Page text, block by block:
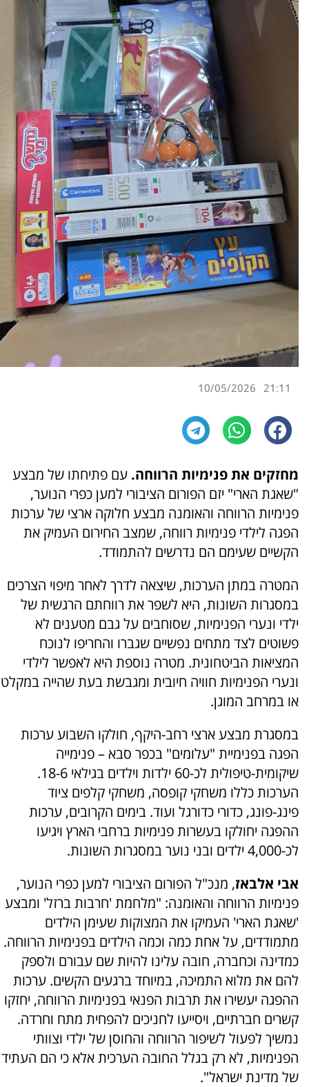
21:11
10/05/2026
מחזקים את פנימיות הרווחה. עם פתיחתו של מבצע
"שאגת הארי" יזם הפורום הציבורי למען כפרי הנוער,
פנימיות הרווחה והאומנה מבצע חלוקה ארצי של ערכות
הפגה לילדי פנימיות רווחה, שמצב החירום העמיק את
הקשיים שעימם הם נדרשים להתמודד.
המטרה במתן הערכות, שיצאה לדרך לאחר מיפוי הצרכים
במסגרות השונות, היא לשפר את רווחתם הרגשית של
ילדי ונערי הפנימיות, שסוחבים על גבם מטענים לא
פשוטים לצד מתחים נפשיים שגברו והחריפו לנוכח
המציאות הביטחונית. מטרה נוספת היא לאפשר לילדי
ונערי הפנימיות חוויה חיובית ומגבשת בעת שהייה במקלט
או במרחב המוגן.
במסגרת מבצע ארצי רחב-היקף, חולקו השבוע ערכות
הפגה בפנימיית "עלומים" בכפר סבא – פנימייה
שיקומית-טיפולית לכ-60 ילדות וילדים בגילאי 18-6.
הערכות כללו משחקי קופסה, משחקי קלפים ציוד
פינג-פונג, כדורי כדורגל ועוד. בימים הקרובים, ערכות
ההפגה יחולקו בעשרות פנימיות ברחבי הארץ ויגיעו
לכ-4,000 ילדים ובני נוער במסגרות השונות.
אבי אלבאז, מנכ"ל הפורום הציבורי למען כפרי הנוער,
פנימיות הרווחה והאומנה: "מלחמת 'חרבות ברזל' ומבצע
'שאגת הארי' העמיקו את המצוקות שעימן הילדים
מתמודדים, על אחת כמה וכמה הילדים בפנימיות הרווחה.
כמדינה וכחברה, חובה עלינו להיות שם עבורם ולספק
להם את מלוא התמיכה, במיוחד ברגעים הקשים. ערכות
ההפגה יעשירו את תרבות הפנאי בפנימיות הרווחה, יחזקו
קשרים חברתיים, ויסייעו לחניכים להפחית מתח וחרדה.
נמשיך לפעול לשיפור הרווחה והחוסן של ילדי וצוותי
הפנימיות, לא רק בגלל החובה הערכית אלא כי הם העתיד
של מדינת ישראל".